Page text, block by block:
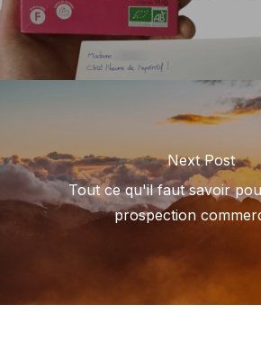
Next Post
Tout ce qu'il faut savoir
prospection